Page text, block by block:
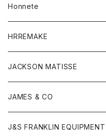
帽子
カーディガン
コート
アクセサリー
ウォレット
ストール
キッズ
Tシャツ
グッズ
アンダーウェア
靴
トップス
カーディガン
ボトム
アウター
カーディガン
コート
キッズ
Tシャツ
ロンパース
グッズ
靴
ストール
トップス
カットソー
ボトム
Honnete
ブラウス
ワンピース
HRREMAKE
バック
キッズ
トレーナー
トップス
JACKSON MATISSE
Tシャツ
帽子
JAMES & CO
ボトム
J&S FRANKLIN EQUIPMENT